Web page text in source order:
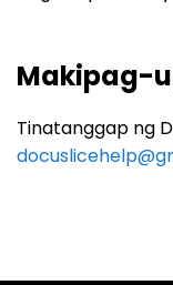
Makipag-
Tinatanggap ng